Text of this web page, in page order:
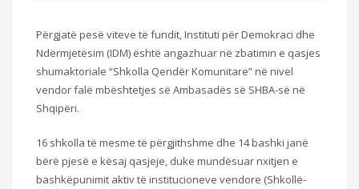
Përgjatë pesë viteve të fundit, Instituti për Demokraci dhe
Ndërmjetësim (IDM) është angazhuar në zbatimin e qasjes
shumaktoriale “Shkolla Qendër Komunitare” në nivel
vendor falë mbështetjes së Ambasadës së SHBA-së në
Shqipëri.
16 shkolla të mesme të përgjithshme dhe 14 bashki janë
bërë pjesë e kësaj qasjeje, duke mundësuar nxitjen e
bashkëpunimit aktiv të institucioneve vendore (Shkollë-